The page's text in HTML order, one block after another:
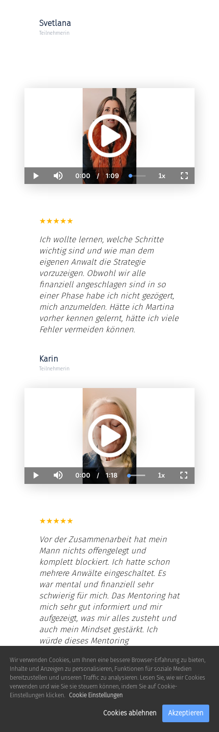
Svetlana
Teilnehmerin
Play Mute
Current
Time
0:00 / Duration
1:09 Loaded
4.85%
1xPlayback
Rate
Fullscreen
★★★★★
Ich wollte lernen, welche Schritte
wichtig sind und wie man dem
eigenen Anwalt die Strategie
vorzuzeigen. Obwohl wir alle
finanziell angeschlagen sind in so
einer Phase habe ich nicht gezögert,
mich anzumelden. Hätte ich Martina
vorher kennen gelernt, hätte ich viele
Fehler vermeiden können.
Karin
Teilnehmerin
Play Mute
Current
Time
0:00 / Duration
1:18 Loaded:
100.00%
1xPlayback
Rate
Fullscreen
★★★★★
Vor der Zusammenarbeit hat mein
Mann nichts offengelegt und
komplett blockiert. Ich hatte schon
mehrere Anwälte eingeschaltet. Es
war mental und finanziell sehr
schwierig für mich. Das Mentoring hat
mich sehr gut informiert und mir
aufgezeigt, was mir alles zusteht und
auch mein Mindset gestärkt. Ich
würde dieses Mentoring
schwieriger Situation empfehlen.
Sabine
Wir verwenden Cookies, um Ihnen eine bessere Browser-Erfahrung zu bieten,
Inhalte und Anzeigen zu personalisieren, Funktionen für soziale Medien
bereitzustellen und unseren Traffic zu analysieren. Lesen Sie, wie wir Cookies
verwenden und wie Sie sie steuern können, indem Sie auf Cookie-
Einstellungen klicken.
Cookie Einstellungen
Cookies ablehnen Akzeptieren